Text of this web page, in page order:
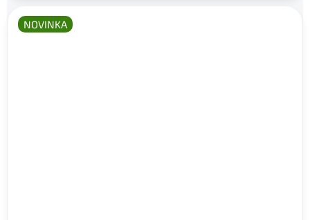
NOVINKA